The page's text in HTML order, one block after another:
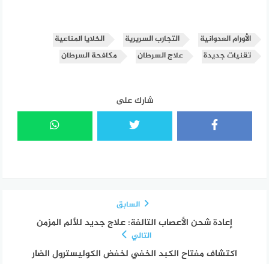
الأورام العدوانية التجارب السريرية
الخلايا المناعية
تقنيات جديدة
علاج السرطان مكافحة السرطان
شارك على
السابق
إعادة شحن الأعصاب التالفة: علاج جديد للألم المزمن
التالي
اكتشاف مفتاح الكبد الخفي لخفض الكوليسترول الضار